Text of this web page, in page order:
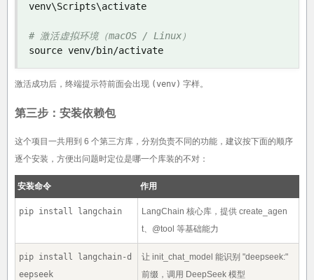
venv\Scripts\activate
# 激活虚拟环境（macOS / Linux）
source venv/bin/activate
激活成功后，终端提示符前面会出现 (venv) 字样。
第三步：安装依赖包
这个项目一共用到 6 个第三方库，分别负责不同的功能，建议按下面的顺序
逐个安装，方便出问题时定位是哪一个库装的不对：
安装命令 作用
pip install langchain
LangChain 核心库，提供 create_agen
t、@tool 等基础能力
pip install langchain-d
eepseek
让 init_chat_model 能识别 "deepseek:"
前缀，调用 DeepSeek 模型